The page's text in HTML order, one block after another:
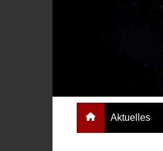
Das Musikmagazin, das
Aktuelles